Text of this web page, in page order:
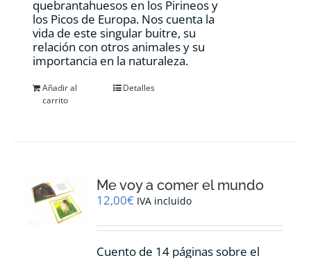
quebrantahuesos en los Pirineos y
los Picos de Europa. Nos cuenta la
vida de este singular buitre, su
relación con otros animales y su
importancia en la naturaleza.
Añadir al
carrito
Detalles
Me voy a comer el mundo
12,00€ IVA incluido
Cuento de 14 páginas sobre el